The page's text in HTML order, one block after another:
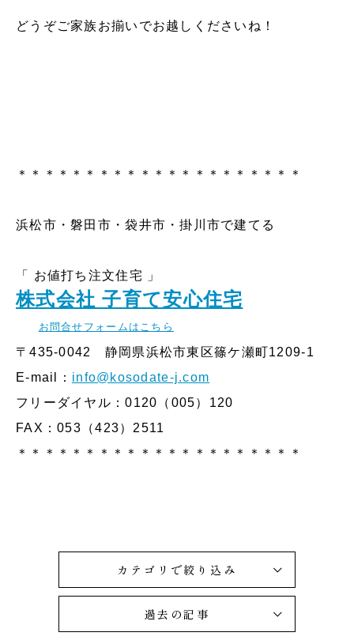
どうぞご家族お揃いでお越しくださいね！
＊＊＊＊＊＊＊＊＊＊＊＊＊＊＊＊＊＊＊＊＊
浜松市・磐田市・袋井市・掛川市で建てる
「 お値打ち注文住宅 」
株式会社 子育て安心住宅
お問合せフォームはこちら
〒435-0042 静岡県浜松市東区篠ケ瀬町1209-1
E-mail： info@kosodate-j.com
フリーダイヤル：0120（005）120
FAX：053（423）2511
＊＊＊＊＊＊＊＊＊＊＊＊＊＊＊＊＊＊＊＊＊
カテゴリで絞り込み
過去の記事